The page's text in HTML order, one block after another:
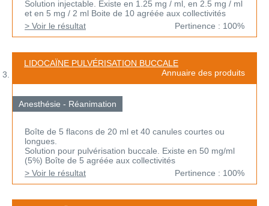
Solution injectable. Existe en 1.25 mg / ml, en 2.5 mg / ml
et en 5 mg / 2 ml Boite de 10 agréée aux collectivités
> Voir le résultat
Pertinence : 100%
LIDOCAÏNE PULVÉRISATION BUCCALE
Annuaire des produits
Anesthésie - Réanimation
Boîte de 5 flacons de 20 ml et 40 canules courtes ou
longues.
Solution pour pulvérisation buccale. Existe en 50 mg/ml
(5%) Boîte de 5 agréée aux collectivités
> Voir le résultat
Pertinence : 100%